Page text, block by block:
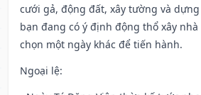
cưới gả, động đất, xây tường và dựng
bạn đang có ý định động thổ xây
chọn một ngày khác để tiến hành.
Ngoại lệ: